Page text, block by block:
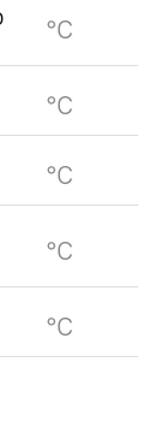
°C
°C
°C
°C
°C